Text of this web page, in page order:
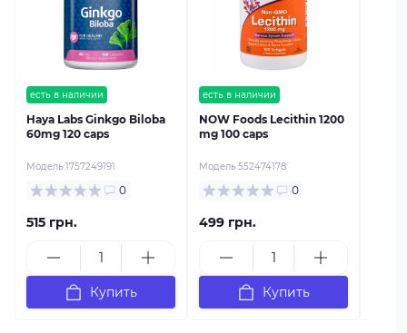
есть в наличии
Haya Labs Ginkgo Biloba
60mg 120 caps
Модель:1757249191
0
515 грн.
Купить
есть в наличии
NOW Foods Lecithin 1200
mg 100 caps
Модель:552474178
0
499 грн.
Купить